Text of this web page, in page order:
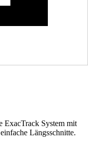
ExacTrack System mit
Längsschnitte.